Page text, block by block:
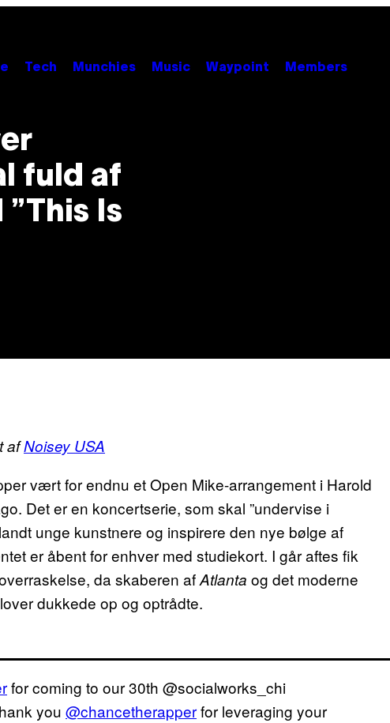
Tech Munchies Music Waypoint Members
fuld af
Is
afNoisey USA
vært for endnu et Open Mike-arrangement i Harold
Det er en koncertserie, som skal ”undervise i
unge kunstnere og inspirere den nye bølge af
er åbent for enhver med studiekort. I går aftes fik
da skaberen afAtlanta og det moderne
dukkede op og optrådte.
for coming to our 30th @socialworks_chi
you @chancetherapperfor leveraging your